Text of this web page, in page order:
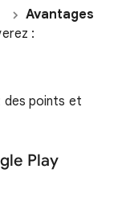
Avantages
:
des points et
Play